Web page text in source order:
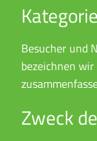
Besucher und
bezeichnen
Zweck